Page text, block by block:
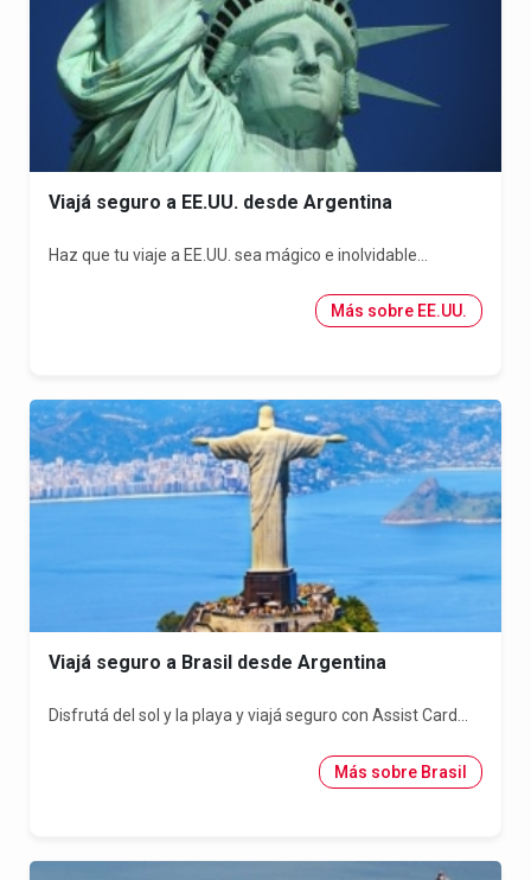
Viajá seguro a EE.UU. desde Argentina
Haz que tu viaje a EE.UU. sea mágico e inolvidable...
Más sobre EE.UU.
Viajá seguro a Brasil desde Argentina
Disfrutá del sol y la playa y viajá seguro con Assist Card...
Más sobre Brasil